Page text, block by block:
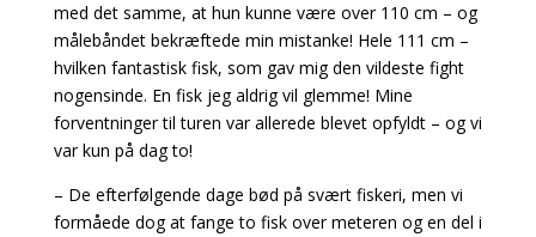
med det samme, at hun kunne være over 110 cm – og
målebåndet bekræftede min mistanke! Hele 111 cm –
hvilken fantastisk fisk, som gav mig den vildeste fight
nogensinde. En fisk jeg aldrig vil glemme! Mine
forventninger til turen var allerede blevet opfyldt – og vi
var kun på dag to!
– De efterfølgende dage bød på svært fiskeri, men vi
formåede dog at fange to fisk over meteren og en del i